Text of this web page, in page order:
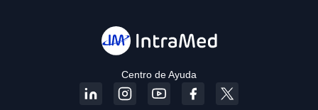
Centro de Ayuda